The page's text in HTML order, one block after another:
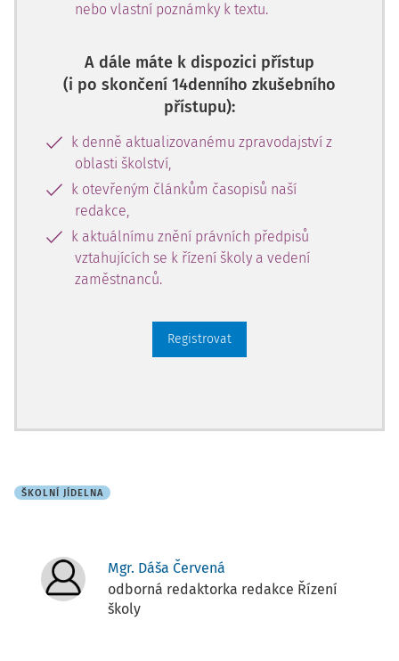
nebo vlastní poznámky k textu.
A dále máte k dispozici přístup
(i po skončení 14denního zkušebního
přístupu):
k denně aktualizovanému zpravodajství z
oblasti školství,
k otevřeným článkům časopisů naší
redakce,
k aktuálnímu znění právních předpisů
vztahujících se k řízení školy a vedení
zaměstnanců.
Registrovat
ŠKOLNÍ JÍDELNA
Mgr. Dáša Červená
odborná redaktorka redakce Řízení
školy